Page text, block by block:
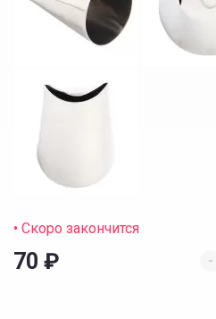
• Скоро закончится
70 ₽ -